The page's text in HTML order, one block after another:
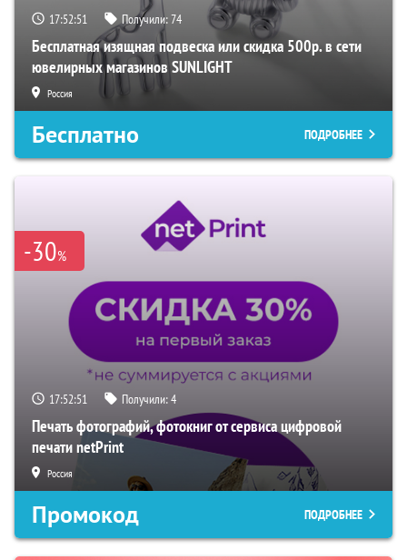
17:52:50 Получили:74
Бесплатная изящная подвеска или скидка 500р. в сети
ювелирных магазинов SUNLIGHT
Россия
Бесплатно ПОДРОБНЕЕ
-30%
17:52:50 Получили:4
Печать фотографий, фотокниг от сервиса цифровой
печати netPrint
Россия
Промокод ПОДРОБНЕЕ